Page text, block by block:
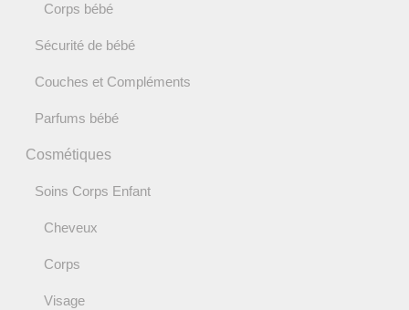
Corps bébé
Sécurité de bébé
Couches et Compléments
Parfums bébé
Cosmétiques
Soins Corps Enfant
Cheveux
Corps
Visage